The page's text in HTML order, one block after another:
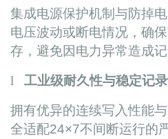
集成电源保护机制与防掉
电压波动或断电情况，确
存，避免因电力异常造成记
l 工业级耐久性与稳定记
拥有优异的连续写入性能
全适配24×7不间断运行的